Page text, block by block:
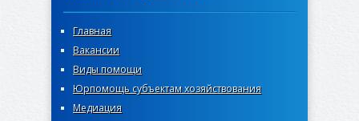
Главная
Вакансии
Виды помощи
Юрпомощь субъектам хозяйствования
Медиация